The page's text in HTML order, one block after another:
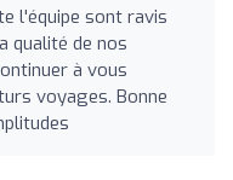
l'équipe sont ravis
qualité de nos
à vous
voyages. Bonne